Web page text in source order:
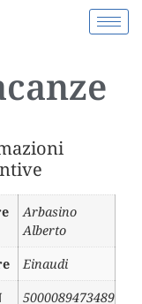
Arbasino
Alberto
Einaudi
5000089473489